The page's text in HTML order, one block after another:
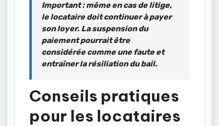
Important : même en cas de litige,
le locataire doit continuer à payer
son loyer. La suspension du
paiement pourrait être
considérée comme une faute et
entraîner la résiliation du bail.
Conseils pratiques
pour les locataires